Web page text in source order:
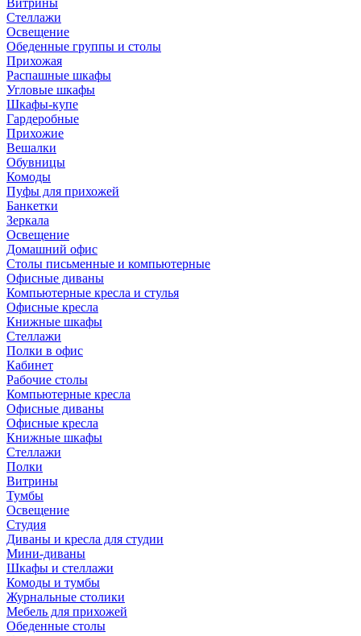
Витрины
Стеллажи
Освещение
Обеденные группы и столы
Прихожая
Распашные шкафы
Угловые шкафы
Шкафы-купе
Гардеробные
Прихожие
Вешалки
Обувницы
Комоды
Пуфы для прихожей
Банкетки
Зеркала
Освещение
Домашний офис
Столы письменные и компьютерные
Офисные диваны
Компьютерные кресла и стулья
Офисные кресла
Книжные шкафы
Стеллажи
Полки в офис
Кабинет
Рабочие столы
Компьютерные кресла
Офисные диваны
Офисные кресла
Книжные шкафы
Стеллажи
Полки
Витрины
Тумбы
Освещение
Студия
Диваны и кресла для студии
Мини-диваны
Шкафы и стеллажи
Комоды и тумбы
Журнальные столики
Мебель для прихожей
Обеденные столы